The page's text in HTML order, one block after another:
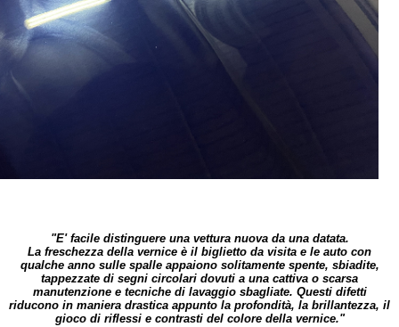
"E' facile distinguere una vettura nuovada una datata.
La freschezza della vernice è il biglietto da visita e le auto con
qualche anno sulle spalle appaiono solitamente spente, sbiadite,
tappezzate di segni circolari dovuti a una cattiva o scarsa
manutenzionee tecnichedi lavaggio sbagliate. Questi difetti
riducono in maniera drastica appunto la profondità, la brillantezza, il
gioco di riflessi e contrasti del colore della vernice."